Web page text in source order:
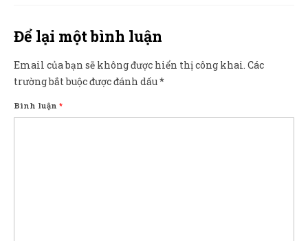
Để lại một bình luận
Email của bạn sẽ không được hiển thị công khai. Các
trường bắt buộc được đánh dấu*
Bình luận *